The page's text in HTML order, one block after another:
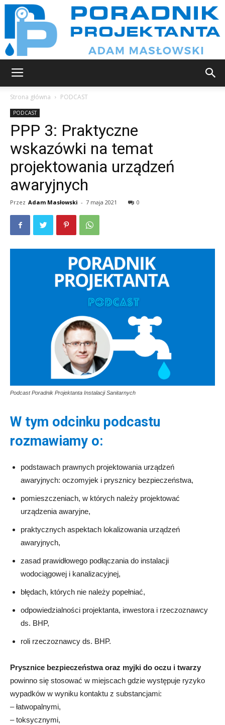
projektanta
Strona główna PODCAST
PODCAST
PPP 3: Praktyczne
wskazówki na temat
projektowania urządzeń
awaryjnych
Przez Adam Masłowski - 7 maja 2021 0
Podcast Poradnik Projektanta Instalacji Sanitarnych
W tym odcinku podcastu
rozmawiamy o:
podstawach prawnych projektowania urządzeń
awaryjnych: oczomyjek i prysznicy bezpieczeństwa,
pomieszczeniach, w których należy projektować
urządzenia awaryjne,
praktycznych aspektach lokalizowania urządzeń
awaryjnych,
zasad prawidłowego podłączania do instalacji
wodociągowej i kanalizacyjnej,
błędach, których nie należy popełniać,
odpowiedzialności projektanta, inwestora i rzeczoznawcy
ds. BHP,
roli rzeczoznawcy ds. BHP.
Prysznice bezpieczeństwa oraz myjki do oczu i twarzy
powinno się stosować w miejscach gdzie występuje ryzyko
wypadków w wyniku kontaktu z substancjami:
– łatwopalnymi,
– toksycznymi,